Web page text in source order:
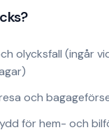
olycksfall (ingår
och
för hem- och